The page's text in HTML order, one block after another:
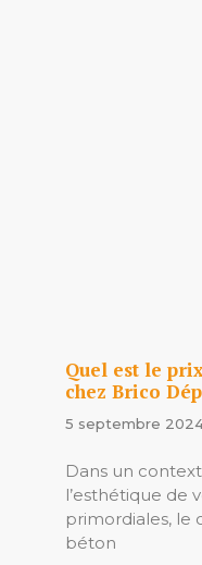
Quel est le
chez Brico
5 septembre
Dans un
l’esthétique de
primordiales, le
béton